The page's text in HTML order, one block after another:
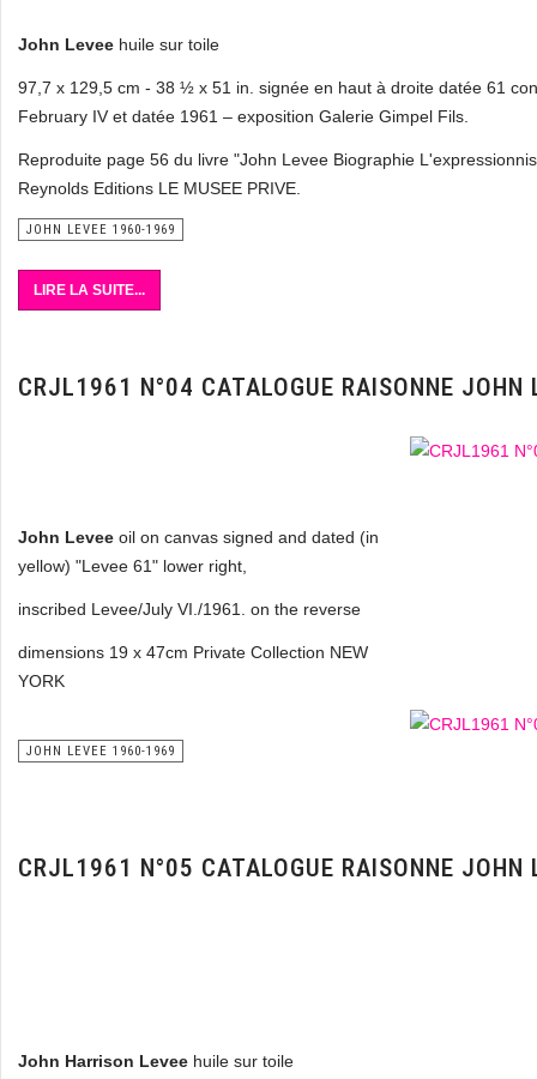
John Levee huile sur toile
97,7 x 129,5 cm - 38 ½ x 51 in. signée en haut à droite datée 61
February IV et datée 1961 – exposition Galerie Gimpel Fils.
Reproduite page 56 du livre "John Levee Biographie
Reynolds Editions LE MUSEE PRIVE.
JOHN LEVEE 1960-1969
LIRE LA SUITE...
CRJL1961 N°04 CATALOGUE RAISONNE JOHN
John Levee oil on canvas signed and dated (in
yellow) "Levee 61" lower right,
inscribed Levee/July VI./1961. on the reverse
dimensions 19 x 47cm Private Collection NEW
YORK
JOHN LEVEE 1960-1969
CRJL1961 N°05 CATALOGUE RAISONNE JOHN
John Harrison Levee huile sur toile